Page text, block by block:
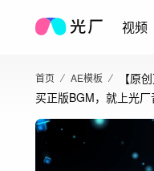
视频
首页 AE模板
【原
板
买正版BGM，就上光厂